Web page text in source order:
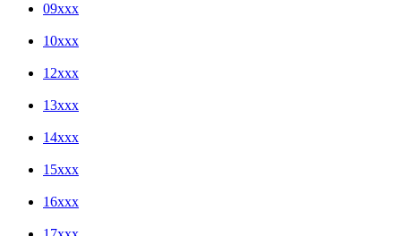
09xxx
10xxx
12xxx
13xxx
14xxx
15xxx
16xxx